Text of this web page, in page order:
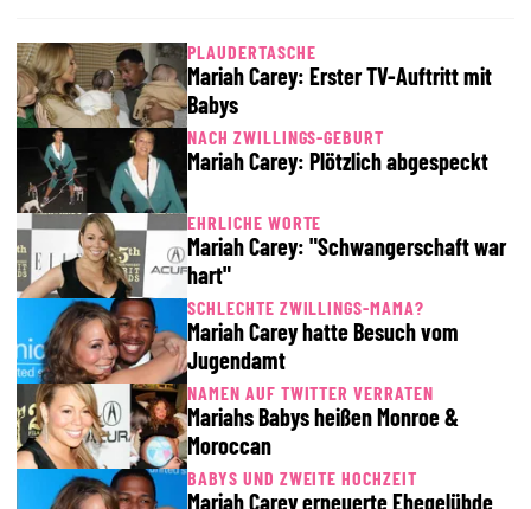
PLAUDERTASCHE
Mariah Carey: Erster TV-Auftritt mit
Babys
NACH ZWILLINGS-GEBURT
Mariah Carey: Plötzlich abgespeckt
EHRLICHE WORTE
Mariah Carey: "Schwangerschaft war
hart"
SCHLECHTE ZWILLINGS-MAMA?
Mariah Carey hatte Besuch vom
Jugendamt
NAMEN AUF TWITTER VERRATEN
Mariahs Babys heißen Monroe &
Moroccan
BABYS UND ZWEITE HOCHZEIT
Mariah Carey erneuerte Ehegelübde